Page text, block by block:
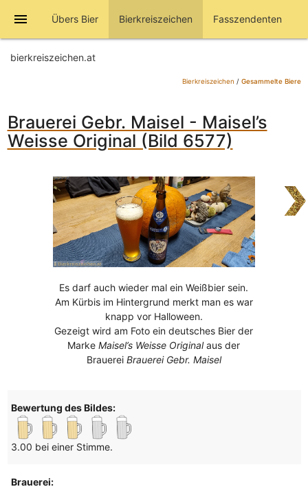
menu Übers Bier Bierkreiszeichen Fasszendenten
bierkreiszeichen.at
Bierkreiszeichen / Gesammelte Biere
Brauerei Gebr. Maisel - Maisel’s
Weisse Original (Bild 6577)
Es darf auch wieder mal ein Weißbier sein.
Am Kürbis im Hintergrund merkt man es war
knapp vor Halloween.
Gezeigt wird am Foto ein deutsches Bier der
MarkeMaisel’s Weisse Originalaus der
Brauerei Brauerei Gebr. Maisel
Bewertung des Bildes:
3.00 bei einer Stimme.
Brauerei: